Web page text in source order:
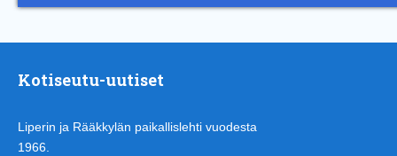
Kotiseutu-uutiset
Liperin ja Rääkkylän paikallislehti vuodesta
1966.